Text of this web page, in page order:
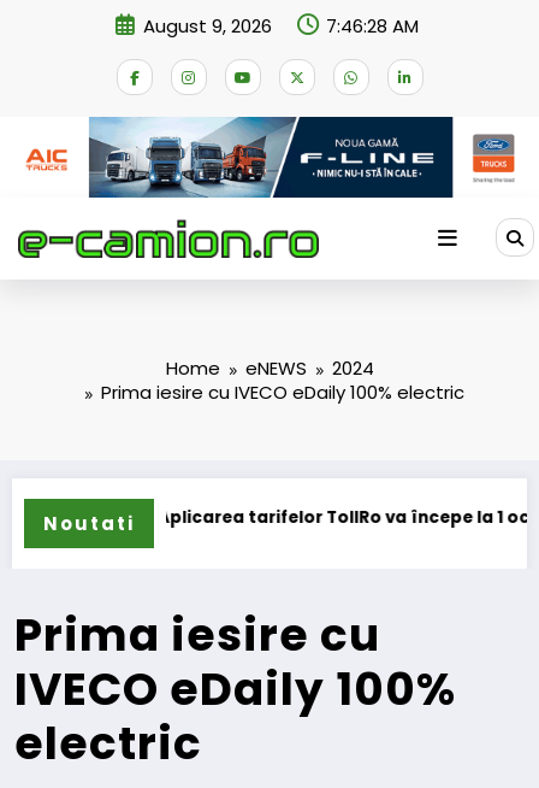
August 9, 2026 7:46:29 AM
Home eNEWS
2024
Prima iesire cu IVECO eDaily 100% electric
Noutati
TollRo va începe la 1 octombrie 2026Alba Iulia caută
Prima iesire cu
IVECO eDaily 100%
electric